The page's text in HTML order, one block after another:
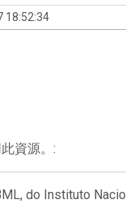
18:52:34
資源。:
do Instituto